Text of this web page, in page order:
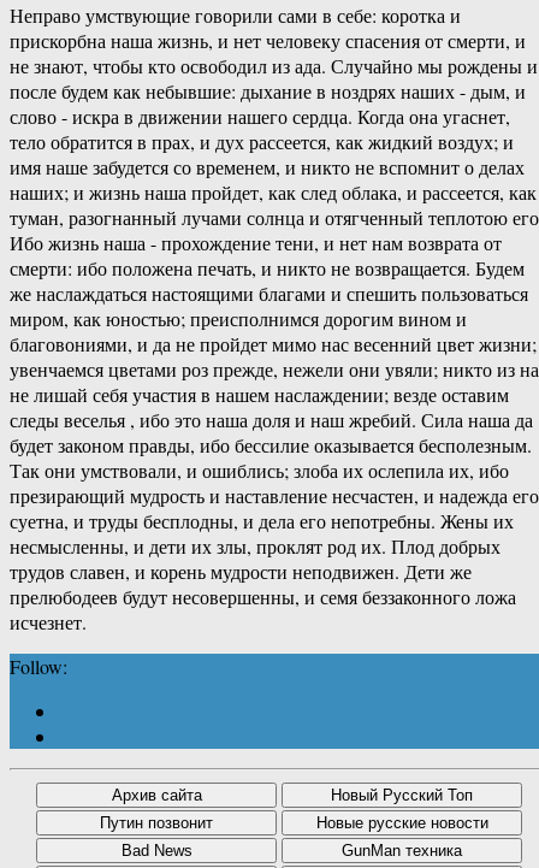
Неправо умствующие говорили сами в себе: коротка и
прискорбна наша жизнь, и нет человеку спасения от смерти, и
не знают, чтобы кто освободил из ада. Случайно мы рождены и
после будем как небывшие: дыхание в ноздрях наших - дым, и
слово - искра в движении нашего сердца. Когда она угаснет,
тело обратится в прах, и дух рассеется, как жидкий воздух; и
имя наше забудется со временем, и никто не вспомнит о делах
наших; и жизнь наша пройдет, как след облака, и рассеется, как
туман, разогнанный лучами солнца и отягченный теплотою
Ибо жизнь наша - прохождение тени, и нет нам возврата от
смерти: ибо положена печать, и никто не возвращается. Будем
же наслаждаться настоящими благами и спешить пользоваться
миром, как юностью; преисполнимся дорогим вином и
благовониями, и да не пройдет мимо нас весенний цвет жизни;
увенчаемся цветами роз прежде, нежели они увяли; никто из
не лишай себя участия в нашем наслаждении; везде оставим
следы веселья , ибо это наша доля и наш жребий. Сила наша да
будет законом правды, ибо бессилие оказывается бесполезным.
Так они умствовали, и ошиблись; злоба их ослепила их, ибо
презирающий мудрость и наставление несчастен, и надежда его
суетна, и труды бесплодны, и дела его непотребны. Жены их
несмысленны, и дети их злы, проклят род их. Плод добрых
трудов славен, и корень мудрости неподвижен. Дети же
прелюбодеев будут несовершенны, и семя беззаконного ложа
исчезнет.
Follow: